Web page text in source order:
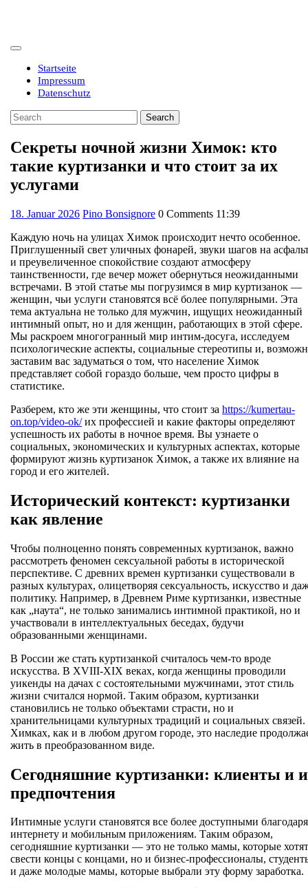
Open
ButtonStartseite
Impressum
Datenschutz
Close
Button
Search
for:
Секреты ночной жизни Химок: кто
такие куртизанки и что стоит за их
услугами
18. Januar 202618.
2026
Pino Bonsignore 0 Comments 11:39
Каждую ночь на улицах Химок происходит нечто особенное.
Приглушенный свет уличных фонарей, звуки шагов на
и преувеличенное спокойствие создают атмосферу
таинственности, где вечер может обернуться неожиданными
встречами. В этой статье мы погрузимся в мир куртизанок —
женщин, чьи услуги становятся всё более популярными. Эта
тема актуальна не только для мужчин, ищущих неожиданный
интимный опыт, но и для женщин, работающих в этой сфере.
Мы раскроем многогранный мир интим-досуга, исследуем
психологические аспекты, социальные стереотипы и,
заставим вас задуматься о том, что население Химок
представляет собой гораздо больше, чем просто цифры в
статистике.
Разберем, кто же эти женщины, что стоит за https://kumertau-
on.top/video-ok/их профессией и какие факторы определяют
успешность их работы в ночное время. Вы узнаете о
социальных, экономических и культурных аспектах, которые
формируют жизнь куртизанок Химок, а также их влияние на
город и его жителей.
Исторический контекст: куртизанки
как явление
Чтобы полноценно понять современных куртизанок, важно
рассмотреть феномен сексуальной работы в исторической
перспективе. С древних времен куртизанки существовали в
разных культурах, олицетворяя сексуальность, искусство и
политику. Например, в Древнем Риме куртизанки, известные
как „наута“, не только занимались интимной практикой, но и
участвовали в интеллектуальных беседах, будучи
образованными женщинами.
В России же стать куртизанкой считалось чем-то вроде
искусства. В XVIII-XIX веках, когда женщины проводили
уикенды на дачах с состоятельными мужчинами, этот стиль
жизни считался нормой. Таким образом, куртизанки
становились не только объектами страсти, но и
хранительницами культурных традиций и социальных
Химках, как и в любом другом городе, это наследие
жить в преобразованном виде.
Сегодняшние куртизанки: клиенты и
предпочтения
Интимные услуги становятся все более доступными благодаря
интернету и мобильным приложениям. Таким образом,
сегодняшние куртизанки — это не только мамы, которые хотят
свести концы с концами, но и бизнес-профессионалы,
и даже молодые мамы, которые выбрали эту форму заработка.